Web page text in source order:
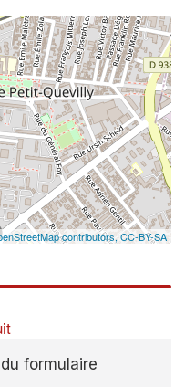
contributors,CC-BY-SA
formulaire